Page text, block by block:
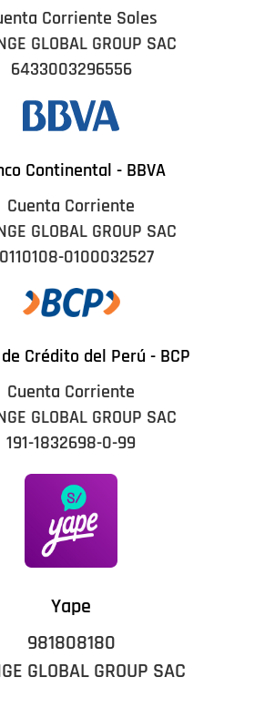
Corriente Soles
GLOBAL GROUP SAC
6433003296556
Continental - BBVA
Cuenta Corriente
GLOBAL GROUP SAC
0100032527
Crédito del Perú - BCP
Cuenta Corriente
GLOBAL GROUP SAC
191-1832698-0-99
Yape
981808180
GLOBAL GROUP SAC